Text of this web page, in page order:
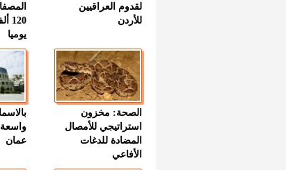
لقدوم العراقيين
للأردن
يوميا
الصحة: مخزون
استراتيجي للأمصال
المضادة للدغات
الأفاعي
عمان